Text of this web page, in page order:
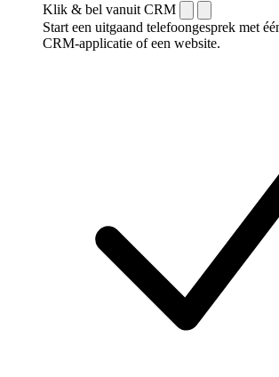
Klik & bel vanuit CRM
Start een uitgaand telefoongesprek met
CRM-applicatie of een website.